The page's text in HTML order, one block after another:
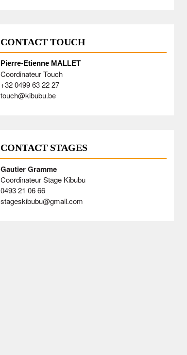
CONTACT TOUCH
Pierre-Etienne MALLET
Coordinateur Touch
+32 0499 63 22 27
touch@kibubu.be
CONTACT STAGES
Gautier Gramme
Coordinateur Stage Kibubu
0493 21 06 66
stageskibubu@gmail.com